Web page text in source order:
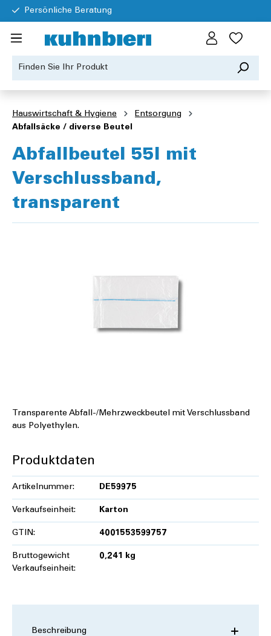
Persönliche Beratung
Hauswirtschaft & Hygiene
Entsorgung
Abfallsäcke / diverse Beutel
Abfallbeutel 55l mit
Verschlussband,
transparent
Transparente Abfall-/Mehrzweckbeutel mit Verschlussband
aus Polyethylen.
Produktdaten
Artikelnummer: DE59975
Verkaufseinheit: Karton
GTIN: 4001553599757
Bruttogewicht
Verkaufseinheit:
0,241 kg
Beschreibung